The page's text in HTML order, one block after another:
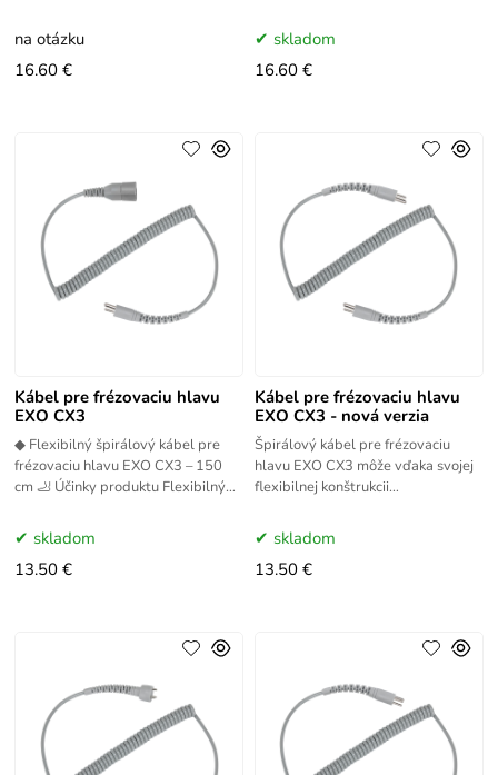
elektrický prívodný kábel určený
na otázku
16.60 €
kábel k brúskam na nechty
značky MARATHON SDE-H200,
skladom
16.60 €
Kábel pre frézovaciu hlavu
EXO CX3
◆ Flexibilný špirálový kábel pre
frézovaciu hlavu EXO CX3 – 150
cm 🦶 Účinky produktu Flexibilný
pohodlné, stabilné a
skladom
13.50 €
Kábel pre frézovaciu hlavu
EXO CX3 - nová verzia
Špirálový kábel pre frézovaciu
hlavu EXO CX3 môže vďaka svojej
flexibilnej konštrukcii
ideálne na každodennú prácu a
skladom
13.50 €